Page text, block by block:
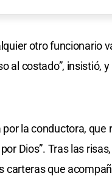
otro funcionario
al costado”, insistió,
la conductora, que
Dios”. Tras las
carteras que